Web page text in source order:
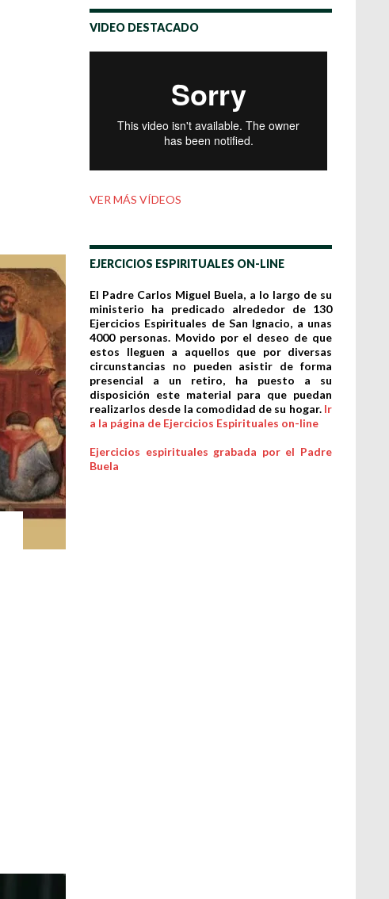
VIDEO DESTACADO
VER MÁS VÍDEOS
EJERCICIOS ESPIRITUALES ON-LINE
El Padre Carlos Miguel Buela, a lo largo de su
ministerio ha predicado alrededor de 130
Ejercicios Espirituales de San Ignacio, a unas
4000 personas. Movido por el deseo de que
estos lleguen a aquellos que por diversas
circunstancias no pueden asistir de forma
presencial a un retiro, ha puesto a su
disposición este material para que puedan
realizarlos desde la comodidad de su hogar. Ir
a la página de Ejercicios Espirituales on-line
Ejercicios espirituales grabada por el Padre
Buela